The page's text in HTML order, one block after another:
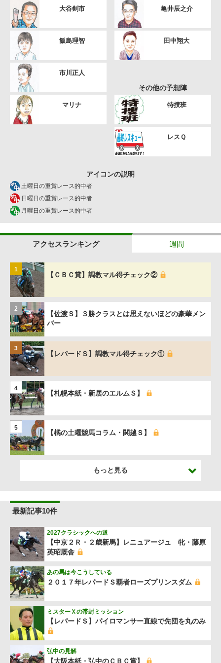
大谷剣市
飯島理智
市川正人
マリナ
亀井辰之介
田中翔大
その他の予想陣
特捜班
レスＱ
アイコンの説明
土曜日の重賞レース的中者
日曜日の重賞レース的中者
月曜日の重賞レース的中者
アクセスランキング 週間
1
【ＣＢＣ賞】調教マル得チェック②
2
【佐渡Ｓ】３勝クラスとは思えないほどの豪華メン
バー
3
【レパードＳ】調教マル得チェック①
4
【札幌本紙・新居のエルムＳ】
5
【橘の土曜競馬コラム・関越Ｓ】
もっと見る
最新記事10件
【中京２Ｒ・２歳新馬】レニュアージュ 牝・藤原
英昭厩舎
2027クラシックへの道
２０１７年レパードＳ覇者ローズプリンスダム
あの馬は今こうしている
【レパードＳ】パイロマンサー直線で先団を丸のみ
ミスターＸの帯封ミッション
【大阪本紙・弘中のＣＢＣ賞】
弘中の見解